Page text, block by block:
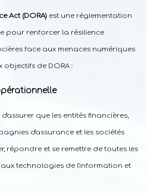
Act (DORA)est une réglementation
pour renforcer la résilience
face aux menaces numériques
de DORA :
que les entités financières,
d'assurance et les sociétés
répondre et se remettre de toutes les
technologies de l'information et